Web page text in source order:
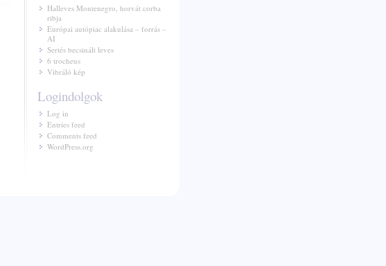
Halleves Montenegro, horvát corba
ribja
Európai autópiac alakulása – forrás –
AI
Sertés becsinált leves
6 trocheus
Vibráló kép
Logindolgok
Log in
Entries feed
Comments feed
WordPress.org